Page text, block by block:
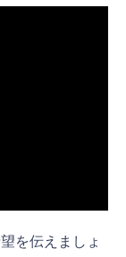
を伝えましょ